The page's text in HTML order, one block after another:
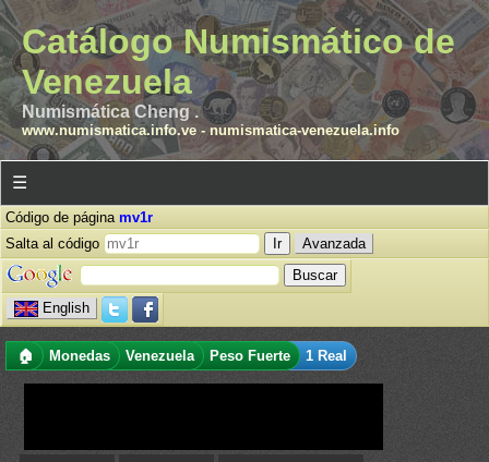
Catálogo Numismático de
Venezuela
Numismática Cheng .
www.numismatica.info.ve- numismatica-venezuela.info
☰
Código de página mv1r
Salta al código
Avanzada
English
🏠 Monedas Venezuela Peso Fuerte 1 Real